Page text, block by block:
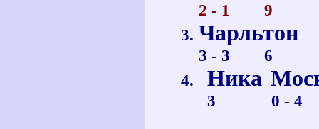
2 - 1 9
3. Чарльтон
3 - 3 6
4.
3 0 - 4